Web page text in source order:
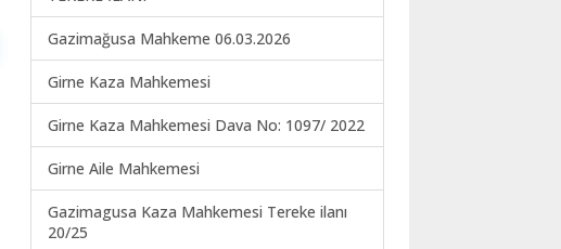
Gazimağusa Mahkeme 06.03.2026
Girne Kaza Mahkemesi
Girne Kaza Mahkemesi Dava No: 1097/ 2022
Girne Aile Mahkemesi
Gazimagusa Kaza Mahkemesi Tereke ilanı
20/25